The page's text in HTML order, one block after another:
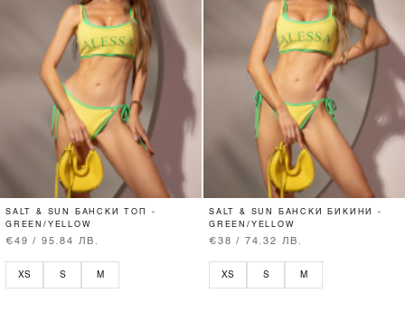
SALT & SUN БАНСКИ ТОП -
GREEN/YELLOW
€49 / 95.84 ЛВ.
XS S M
SALT & SUN БАНСКИ БИКИНИ -
GREEN/YELLOW
€38 / 74.32 ЛВ.
XS S M